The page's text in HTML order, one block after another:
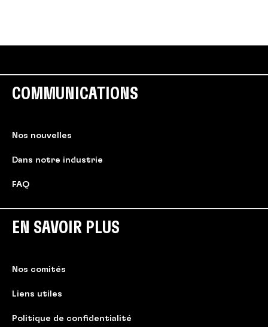
COMMUNICATIONS
Nos nouvelles
Dans notre industrie
FAQ
EN SAVOIR PLUS
Nos comités
Liens utiles
Politique de confidentialité